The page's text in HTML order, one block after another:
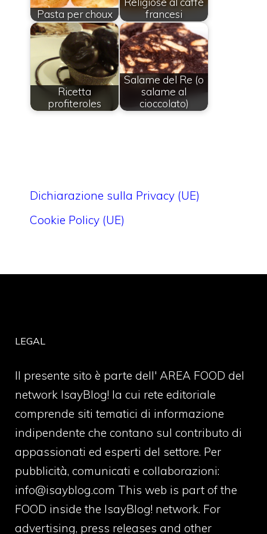
Pasta per choux
francesi
Ricetta
profiteroles
Salame del Re (o
salame al
cioccolato)
Dichiarazione sulla Privacy (UE)
Cookie Policy (UE)
LEGAL
Il presente sito è parte dell' AREA FOOD del
network IsayBlog! la cui rete editoriale
comprende siti tematici di informazione
indipendente che contano sul contributo di
appassionati ed esperti del settore. Per
pubblicità, comunicati e collaborazioni:
info@isayblog.com This web is part of the
FOOD inside the IsayBlog! network. For
advertising, press releases and other